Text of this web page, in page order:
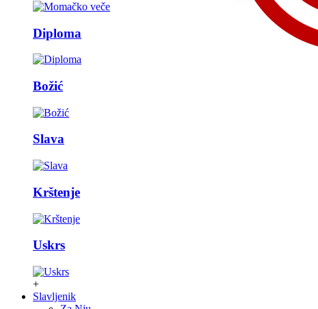
Diploma
Božić
Slava
Krštenje
Uskrs
+
Slavljenik